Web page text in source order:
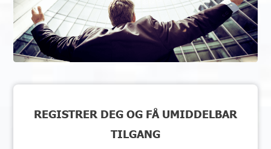
REGISTRER DEG OG FÅ UMIDDELBAR
TILGANG